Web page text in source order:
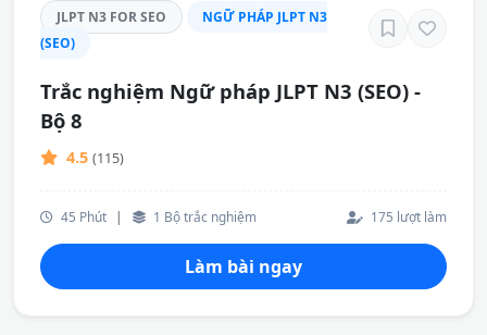
JLPT N3 FOR SEO
NGỮ PHÁP JLPT N3
(SEO)
Trắc nghiệm Ngữ pháp JLPT N3 (SEO) -
Bộ 8
4.5 (115)
45 Phút | 1 Bộ trắc nghiệm 175 lượt làm
Làm bài ngay